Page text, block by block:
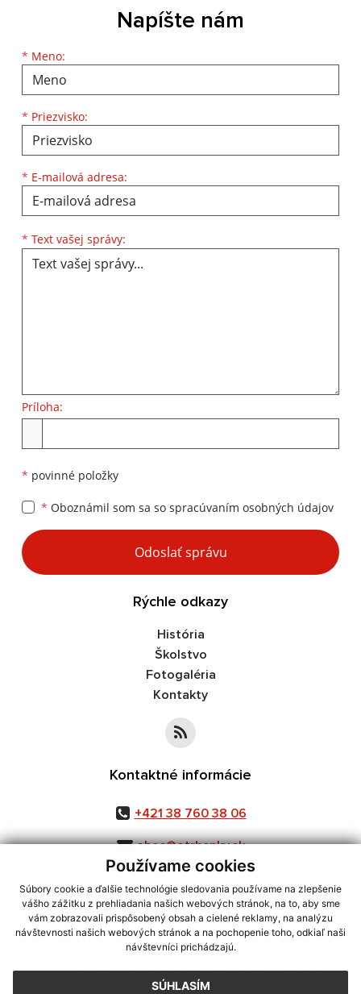
Používame cookies
Súbory cookie a ďalšie technológie sledovania používame na zlepšenie
vášho zážitku z prehliadania našich webových stránok, na to, aby sme
vám zobrazovali prispôsobený obsah a cielené reklamy, na analýzu
návštevnosti našich webových stránok a na pochopenie toho, odkiaľ naši
návštevníci prichádzajú.
SÚHLASÍM
Napíšte nám
* Meno:
Meno
* Priezvisko:
Priezvisko
* E-mailová adresa:
E-mailová adresa
* Text vašej správy:
Príloha:
* povinné položky
* Oboznámil som sa so spracúvaním osobných údajov
Google reCaptcha Response
Odoslať správu
Rýchle odkazy
História
Školstvo
Fotogaléria
Kontakty
Kontaktné informácie
+421 38 760 38 06
obec@otrhanky.sk
využite možnosť získavania aktuálnych informácií s využitím RSS
CMS systém (redakčný) systém ECHELON 2,Mapa stránok,web portál
webex.digital, s.r.o.,domény,registrácia domény